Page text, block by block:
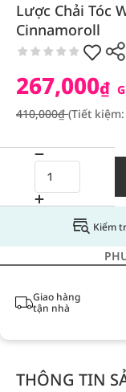
Lược Chải Tóc
Cinnamoroll
267,000₫
410,000₫(Tiết
Kiểm
Giao hàng
tận nhà
THÔNG TIN